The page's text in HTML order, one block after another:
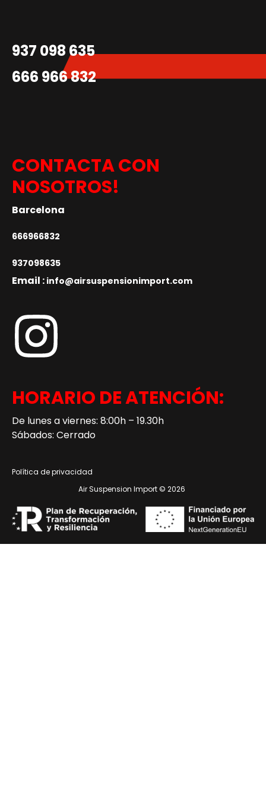
937 098 635
666 966 832
CONTACTA CON
NOSOTROS!
Barcelona
666966832
937098635
Email : info@airsuspensionimport.com
HORARIO DE ATENCIÓN:
De lunes a viernes: 8:00h – 19.30h
Sábados: Cerrado
Política de privacidad
Air Suspension Import © 2026